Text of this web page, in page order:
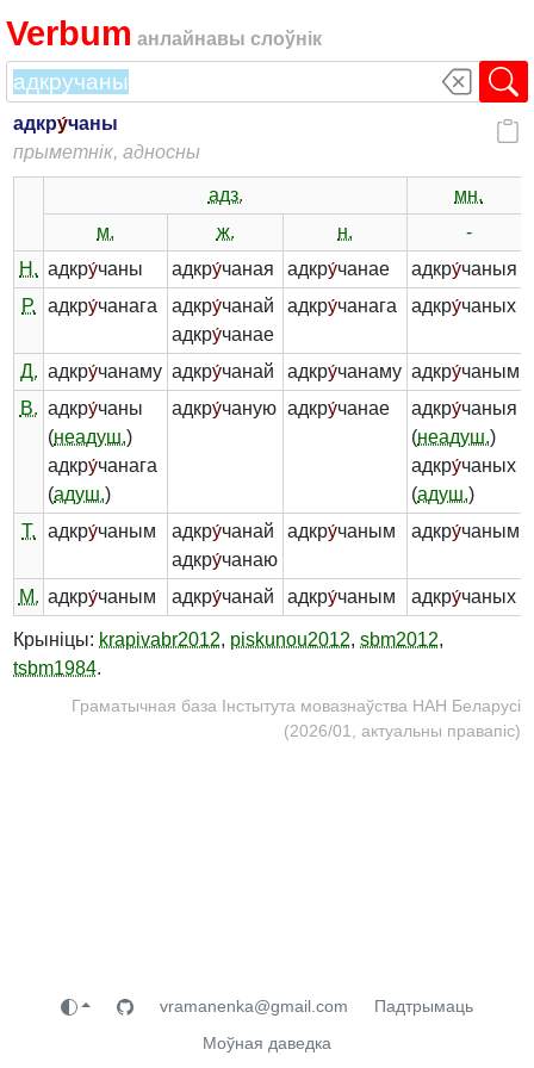
Verbum анлайнавы слоўнік
адкру́чаны
прыметнік, адносны
адз.
мн.
м.
ж. н.
-
Н. адкру́чаны адкру́чаная адкру́чанае адкру́чаныя
Р.
адкру́чанага адкру́чанай
адкру́чанае
адкру́чанага адкру́чаных
Д. адкру́чанаму адкру́чанай адкру́чанаму адкру́чаным
В. адкру́чаны
(неадуш.)
адкру́чанага
(адуш.)
адкру́чаную адкру́чанае адкру́чаныя
(неадуш.)
адкру́чаных
(адуш.)
Т.
адкру́чаным адкру́чанай
адкру́чанаю
адкру́чаным адкру́чанымі
М. адкру́чаным адкру́чанай адкру́чаным адкру́чаных
Крыніцы: krapivabr2012, piskunou2012, sbm2012,
tsbm1984.
Граматычная база Інстытута мовазнаўства НАН Беларусі
(2026/01, актуальны правапіс)
vramanenka@gmail.com
Падтрымаць
Моўная даведка